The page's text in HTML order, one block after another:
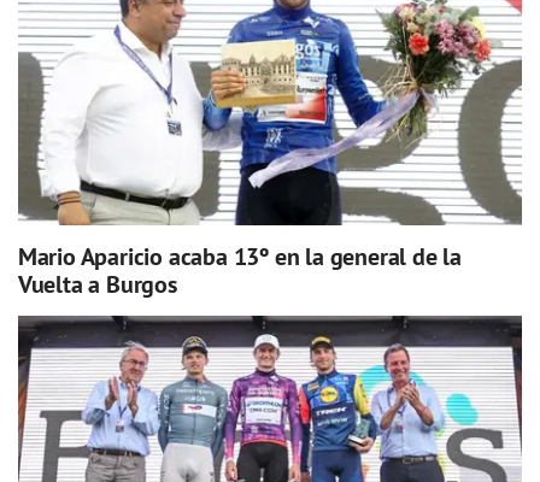
Mario Aparicio acaba 13º en la general de la
Vuelta a Burgos